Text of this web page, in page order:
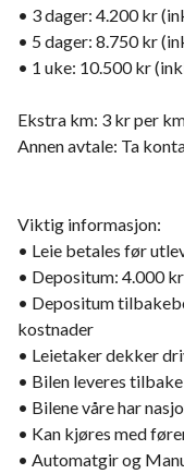
• 3 dager: 4.200 kr
• 5 dager: 8.750 kr
• 1 uke: 10.500 kr
Ekstra km: 3 kr per
Annen avtale: Ta
Viktig informasjon:
• Leie betales før
• Depositum: 4.000 kr
• Depositum
kostnader
• Leietaker dekker
• Bilen leveres
• Bilene våre har
• Kan kjøres med
• Automatgir og